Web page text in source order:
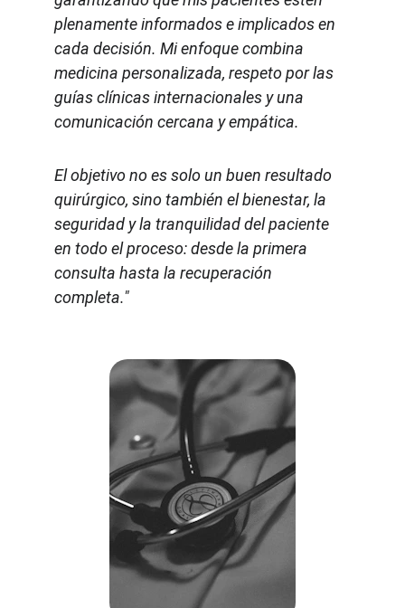
plenamente informados e implicados en
cada decisión. Mi enfoque combina
medicina personalizada, respeto por las
guías clínicas internacionales y una
comunicación cercana y empática.
El objetivo no es solo un buen resultado
quirúrgico, sino también el bienestar, la
seguridad y la tranquilidad del paciente
en todo el proceso: desde la primera
consulta hasta la recuperación
completa."